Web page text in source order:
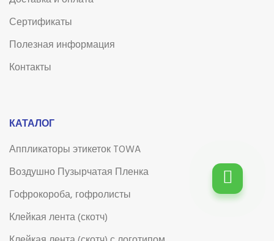
Сертификаты
Полезная информация
Контакты
КАТАЛОГ
Аппликаторы этикеток TOWA
Воздушно Пузырчатая Пленка
Гофрокороба, гофролисты
Клейкая лента (скотч)